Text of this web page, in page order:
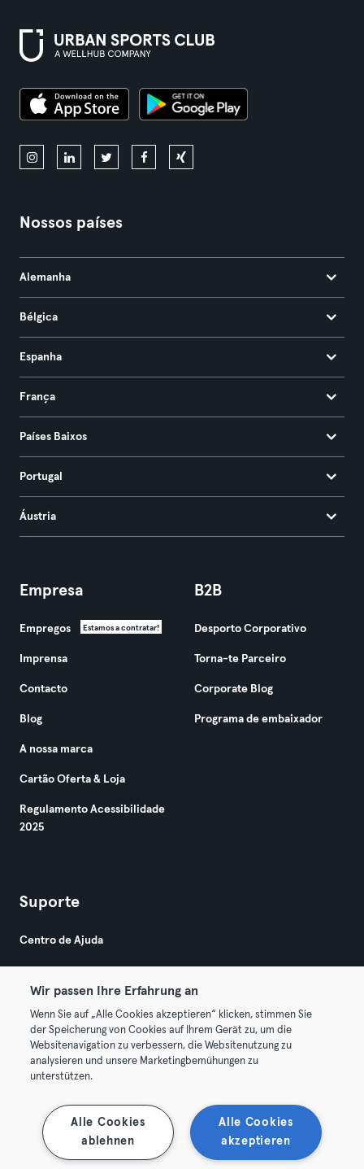
Nossos países
Alemanha
Bélgica
Espanha
França
Países Baixos
Portugal
Áustria
Empresa
Empregos Estamos a contratar!
Imprensa
Contacto
Blog
A nossa marca
Cartão Oferta & Loja
Regulamento Acessibilidade
2025
B2B
Desporto Corporativo
Torna-te Parceiro
Corporate Blog
Programa de embaixador
Suporte
Centro de Ajuda
© 2026 Urban Sports Group GmbH. All rights reserved.
Termos & Condições
Rescindir contratos aqui Cancelar contratos aqui
Wir passen Ihre Erfahrung an
Wenn Sie auf „Alle Cookies akzeptieren“ klicken, stimmen Sie
der Speicherung von Cookies auf Ihrem Gerät zu, um die
Websitenavigation zu verbessern, die Websitenutzung zu
analysieren und unsere Marketingbemühungen zu
unterstützen.
Alle Cookies
akzeptieren
Alle Cookies
ablehnen